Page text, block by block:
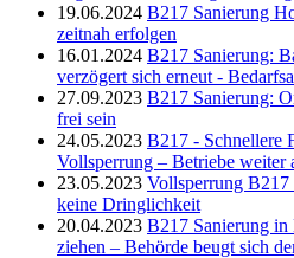
19.06.2024 B217 Sanierung
zeitnah erfolgen
16.01.2024 B217 Sanierung:
verzögert sich erneut -
27.09.2023 B217 Sanierung:
frei sein
24.05.2023 B217 - Schnellere
Vollsperrung – Betriebe weiter
23.05.2023 Vollsperrung
keine Dringlichkeit
20.04.2023 B217 Sanierung
ziehen – Behörde beugt sich